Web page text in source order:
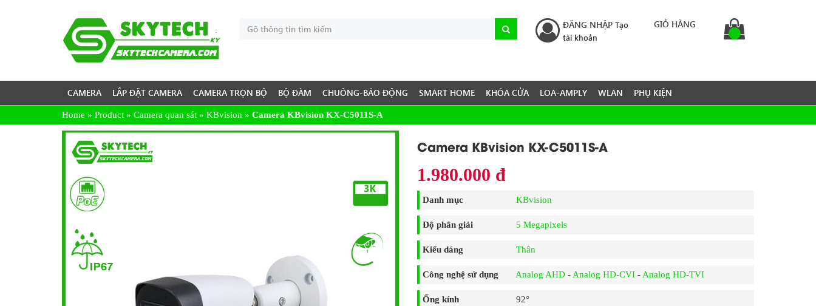
ĐĂNG NHẬP Tạo
tài khoản
GIỎ HÀNG
CAMERA LẮP ĐẶT CAMERA CAMERA TRỌN BỘ BỘ ĐÀM CHUÔNG-BÁO ĐỘNG SMART HOME KHÓA CỬA LOA-AMPLY WLAN PHỤ KIỆN
Home » Product » Camera quan sát » KBvision » Camera KBvision KX-C5011S-A
Camera KBvision KX-C5011S-A
1.980.000 đ
Danh mục KBvision
Độ phân giải 5 Megapixels
Kiểu dáng Thân
Công nghệ sử dụng Analog AHD -Analog HD-CVI -Analog HD-TVI
Ống kính 92°